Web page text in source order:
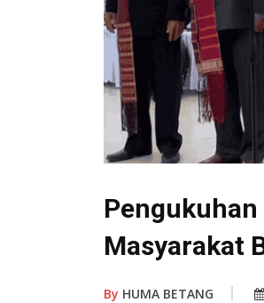
Masyarakat
By HUMA BETANG